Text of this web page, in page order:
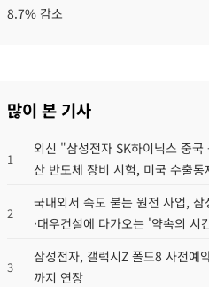
8.7% 감소
많이 본 기사
1
외신 "삼성전자 SK하이닉스 중국
산 반도체 장비 시험, 미국 수출통
2
국내외서 속도 붙는 원전 사업, 삼
·대우건설에 다가오는 '약속의 시
3
삼성전자, 갤럭시Z 폴드8 사전예
까지 연장